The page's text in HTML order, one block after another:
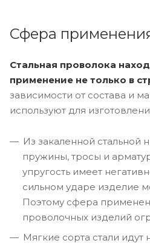
Сфера
Стальная проволока
применение не только в
зависимости от состава и
используют для
Из закаленной стальной
пружины, тросы и
упругость имеет
сильном ударе изделие
Поэтому сфера
проволочных изделий
Мягкие сорта стали идут